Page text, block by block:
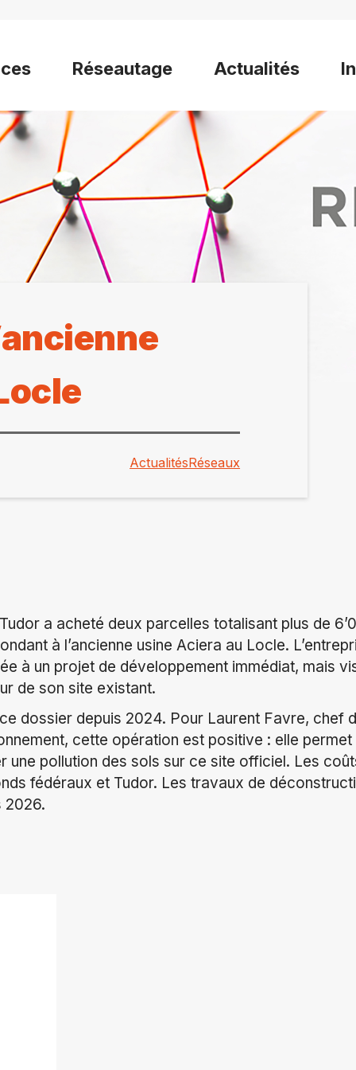
Réseautage Actualités
ActualitésRéseaux
a acheté deux parcelles totalisant plus de
à l’ancienne usine Aciera au Locle.
à un projet de développement immédiat, mais
de son site existant.
dossier depuis 2024. Pour Laurent Favre, chef
cette opération est positive : elle permet
une pollution des sols sur ce site officiel. Les
fédéraux et Tudor. Les travaux de
2026.